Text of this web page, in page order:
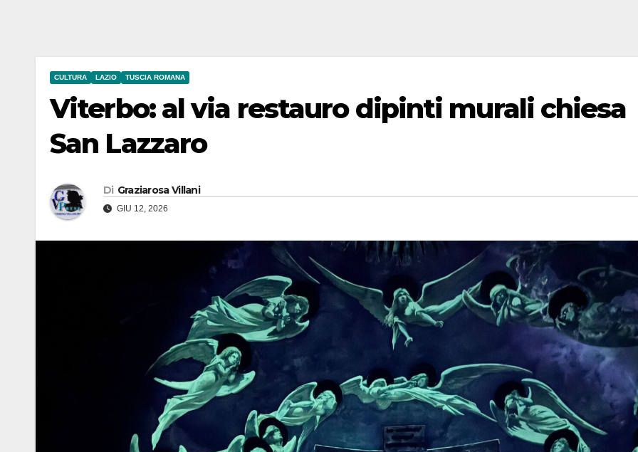
CULTURA LAZIO TUSCIA ROMANA
Viterbo: al via restauro dipinti murali chiesa
San Lazzaro
Di Graziarosa Villani
GIU 12, 2026